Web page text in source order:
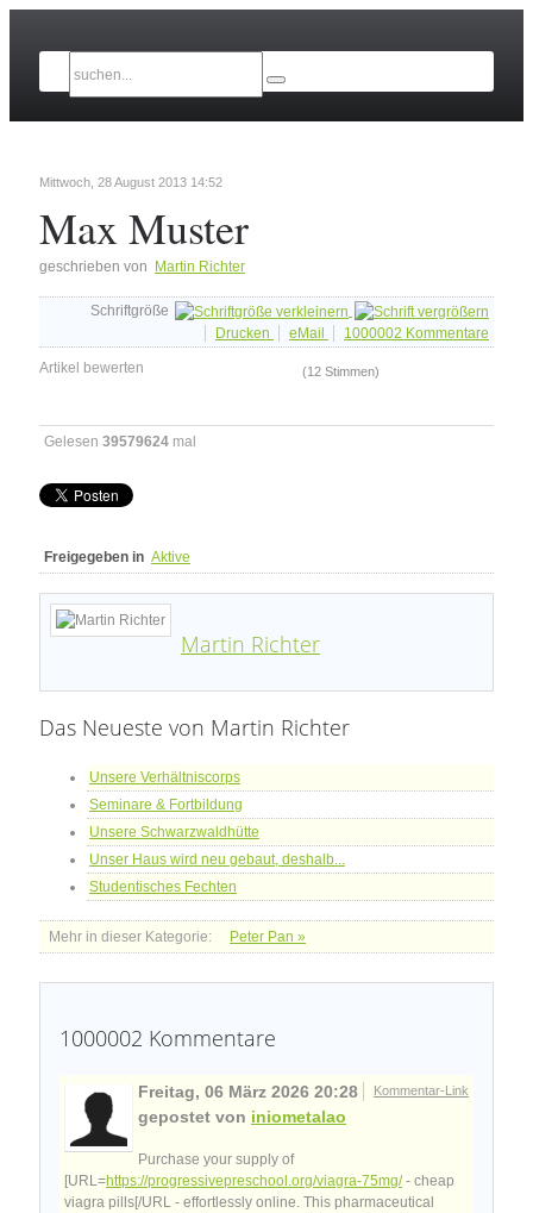
Mittwoch, 28 August 2013 14:52
Max Muster
geschrieben von Martin Richter
Schriftgröße
Drucken
eMail 1000002 Kommentare
Artikel bewerten (12 Stimmen)
Gelesen 39579624 mal
Freigegeben in Aktive
Martin Richter
Das Neueste von Martin Richter
Unsere Verhältniscorps
Seminare & Fortbildung
Unsere Schwarzwaldhütte
Unser Haus wird neu gebaut, deshalb...
Studentisches Fechten
Mehr in dieser Kategorie: Peter Pan »
1000002 Kommentare
Kommentar-Link
Freitag, 06 März 2026 20:28
gepostet von iniometalao
Purchase your supply of
[URL=https://progressivepreschool.org/viagra-75mg/- cheap
viagra pills[/URL - effortlessly online. This pharmaceutical